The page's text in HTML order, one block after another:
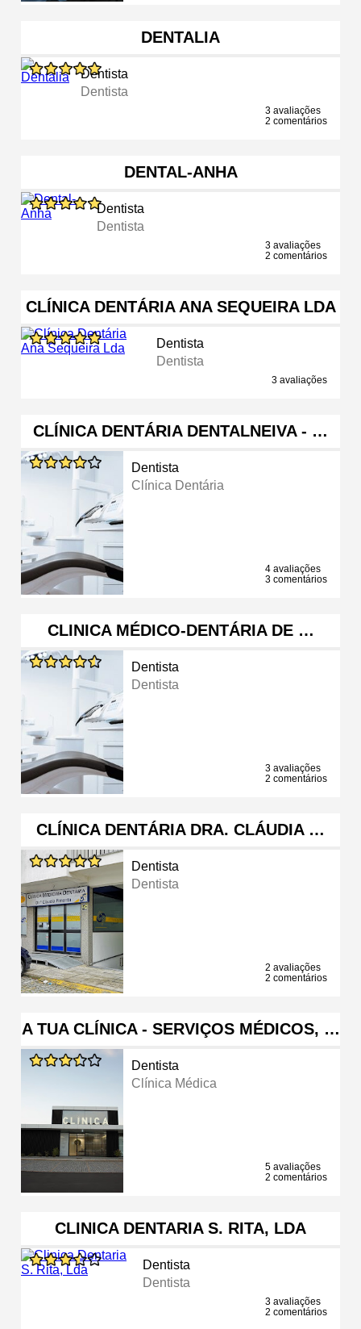
DENTALIA
Dentista
Dentista
3 avaliações
2 comentários
DENTAL-ANHA
Dentista
Dentista
3 avaliações
2 comentários
CLÍNICA DENTÁRIA ANA SEQUEIRA LDA
Dentista
Dentista
3 avaliações
CLÍNICA DENTÁRIA DENTALNEIVA - …
Dentista
Clínica Dentária
4 avaliações
3 comentários
CLINICA MÉDICO-DENTÁRIA DE …
Dentista
Dentista
3 avaliações
2 comentários
CLÍNICA DENTÁRIA DRA. CLÁUDIA …
Dentista
Dentista
2 avaliações
2 comentários
A TUA CLÍNICA - SERVIÇOS MÉDICOS, …
Dentista
Clínica Médica
5 avaliações
2 comentários
CLINICA DENTARIA S. RITA, LDA
Dentista
Dentista
3 avaliações
2 comentários